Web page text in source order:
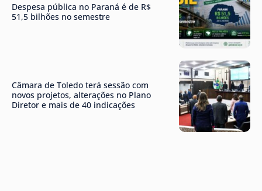
Despesa pública no Paraná é de R$
51,5 bilhões no semestre
Câmara de Toledo terá sessão com
novos projetos, alterações no Plano
Diretor e mais de 40 indicações